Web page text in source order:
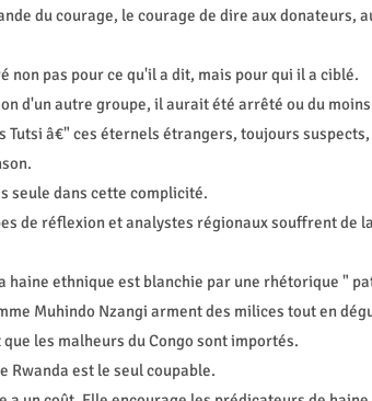
du courage, le courage de dire aux donateurs,
non pas pour ce qu'il a dit, mais pour qui il a ciblé.
d'un autre groupe, il aurait été arrêté ou du
Tutsi â€" ces éternels étrangers, toujours
seule dans cette complicité.
de réflexion et analystes régionaux souffrent de
haine ethnique est blanchie par une rhétorique "
Muhindo Nzangi arment des milices tout en
les malheurs du Congo sont importés.
Rwanda est le seul coupable.